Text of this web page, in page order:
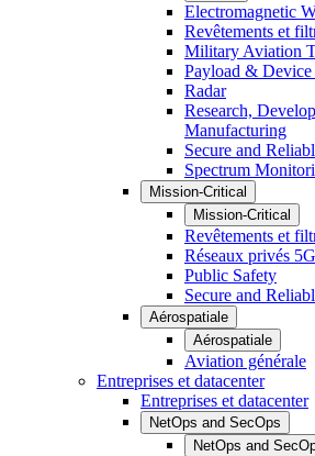
Electromagnetic
Revêtements et
Military Aviation
Payload &
Radar
Research,
Manufacturing
Secure and
Spectrum
Mission-Critical
Mission-Critical
Revêtements et
Réseaux privés 5G
Public Safety
Secure and
Aérospatiale
Aérospatiale
Aviation générale
Entreprises et datacenter
Entreprises et datacenter
NetOps and SecOps
NetOps and